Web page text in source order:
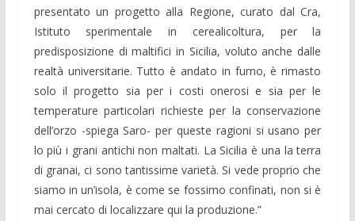
presentato un progetto alla Regione, curato dal Cra,
Istituto sperimentale in cerealicoltura, per la
predisposizione di maltifici in Sicilia, voluto anche dalle
realtà universitarie. Tutto è andato in fumo, è rimasto
solo il progetto sia per i costi onerosi e sia per le
temperature particolari richieste per la conservazione
dell’orzo -spiega Saro- per queste ragioni si usano per
lo più i grani antichi non maltati. La Sicilia è una la terra
di granai, ci sono tantissime varietà. Si vede proprio che
siamo in un’isola, è come se fossimo confinati, non si è
mai cercato di localizzare qui la produzione.”